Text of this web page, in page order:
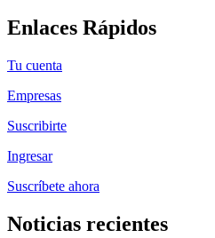
Enlaces Rápidos
Tu cuenta
Empresas
Suscribirte
Ingresar
Suscríbete ahora
Noticias recientes